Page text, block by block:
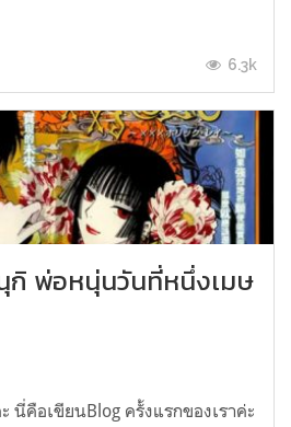
6.3k
กิ พ่อหนุ่นวันที่หนึ่งเมษ
คือเขียนBlog ครั้งแรกของเราค่ะ